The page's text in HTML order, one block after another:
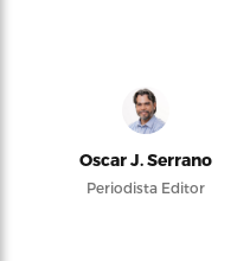
Oscar J. Serrano
Periodista Editor